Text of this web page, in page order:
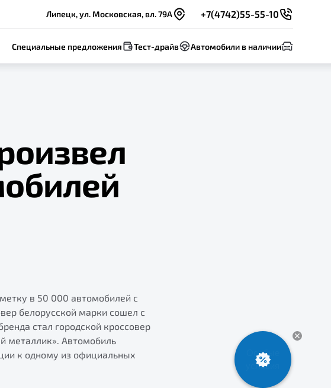
Липецк, ул. Московская, вл. 79А +7(4742)55-55-10
Специальные предложения Тест-драйв Автомобили в наличии
в 50 000 автомобилей с
белорусской марки сошел с
стал городской кроссовер
металлик». Автомобиль
к одному из официальных